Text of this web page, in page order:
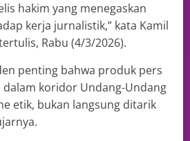
hakim yang menegaskan
kerja jurnalistik,” kata Kamil
Rabu (4/3/2026).
penting bahwa produk pers
koridor Undang-Undang
etik, bukan langsung ditarik